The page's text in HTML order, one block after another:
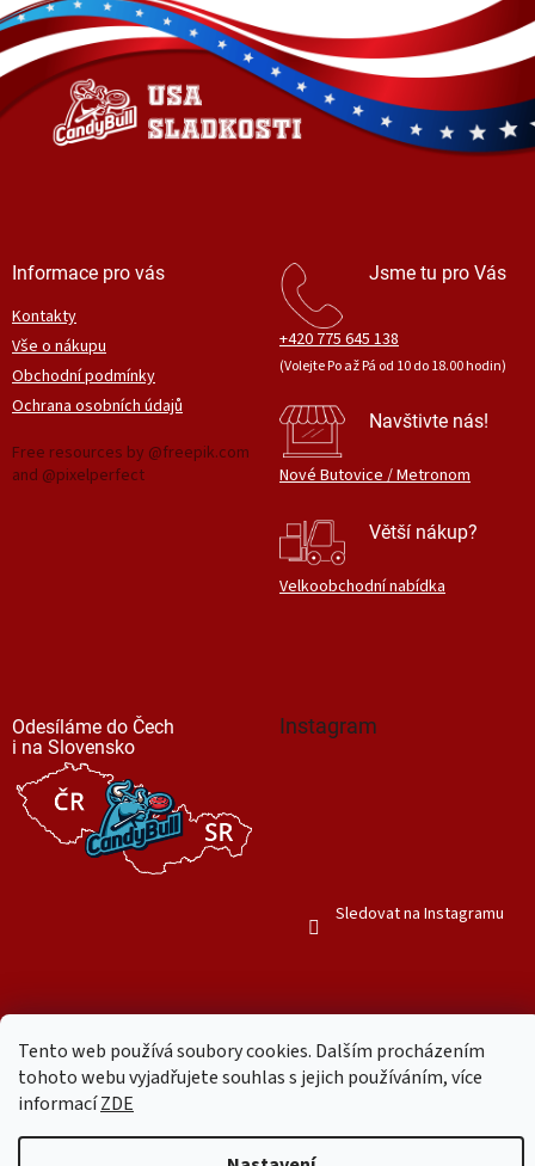
Tento web používá soubory cookies. Dalším procházením
tohoto webu vyjadřujete souhlas s jejich používáním, více
informacíZDE
á
p
a
í
Informace pro vás
Kontakty
Vše o nákupu
Obchodní podmínky
Ochrana osobních údajů
Free resources by @freepik.com
and @pixelperfect
Jsme tu pro Vás
+420 775 645 138
(Volejte Po až Pá od 10 do 18.00 hodin)
Navštivte nás!
Nové Butovice / Metronom
Větší nákup?
Velkoobchodní nabídka
Odesíláme do Čech
i na Slovensko
Instagram
Sledovat na Instagramu
Vytvořil Shoptet
Copyright 2026Mr. Candy Bull. Všechna práva vyhrazena.Upravit